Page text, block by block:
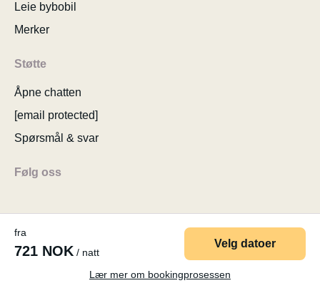
fra
721 NOK / natt
Velg datoer
Lær mer om bookingprosessen
Leie bybobil
Merker
Støtte
Åpne chatten
[email protected]
Spørsmål & svar
Følg oss
© 2026 MyCamper AG Brukervilkår
Firmaopplysninger
Sitemap Endre samtykke til cookies